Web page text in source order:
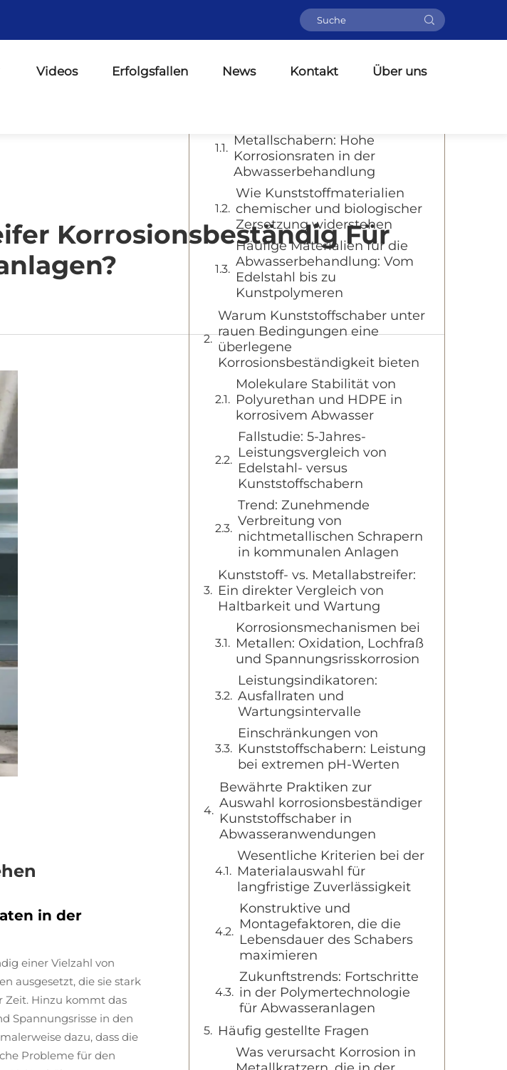
Videos Erfolgsfallen News Kontakt Über uns
Korrosionsbeständig Für
in der
einer Vielzahl von
ausgesetzt, die sie stark
Zeit. Hinzu kommt das
Spannungsrisse in den
dazu, dass die
Probleme für den
Inhaltsverzeichnis
Korrosionsprobleme in
Metallschabern: Hohe
Korrosionsraten in der
Abwasserbehandlung
Wie Kunststoffmaterialien
chemischer und biologischer
Zersetzung widerstehen
Häufige Materialien für die
Abwasserbehandlung: Vom
Edelstahl bis zu
Kunstpolymeren
Warum Kunststoffschaber unter
rauen Bedingungen eine
überlegene
Korrosionsbeständigkeit bieten
Molekulare Stabilität von
Polyurethan und HDPE in
korrosivem Abwasser
Fallstudie: 5-Jahres-
Leistungsvergleich von
Edelstahl- versus
Kunststoffschabern
Trend: Zunehmende
Verbreitung von
nichtmetallischen Schrapern
in kommunalen Anlagen
Kunststoff- vs. Metallabstreifer:
Ein direkter Vergleich von
Haltbarkeit und Wartung
Korrosionsmechanismen bei
Metallen: Oxidation, Lochfraß
und Spannungsrisskorrosion
Leistungsindikatoren:
Ausfallraten und
Wartungsintervalle
Einschränkungen von
Kunststoffschabern: Leistung
bei extremen pH-Werten
Bewährte Praktiken zur
Auswahl korrosionsbeständiger
Kunststoffschaber in
Abwasseranwendungen
Wesentliche Kriterien bei der
Materialauswahl für
langfristige Zuverlässigkeit
Konstruktive und
Montagefaktoren, die die
Lebensdauer des Schabers
maximieren
Zukunftstrends: Fortschritte
in der Polymertechnologie
für Abwasseranlagen
Häufig gestellte Fragen
Was verursacht Korrosion in